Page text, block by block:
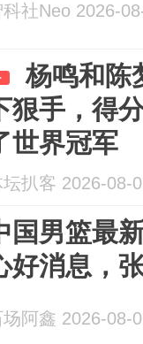
科社Neo 2026-
杨鸣和陈
狠手，得
世界冠军
坛扒客 2026-08-
国男篮最
好消息，
场阿鑫 2026-08-